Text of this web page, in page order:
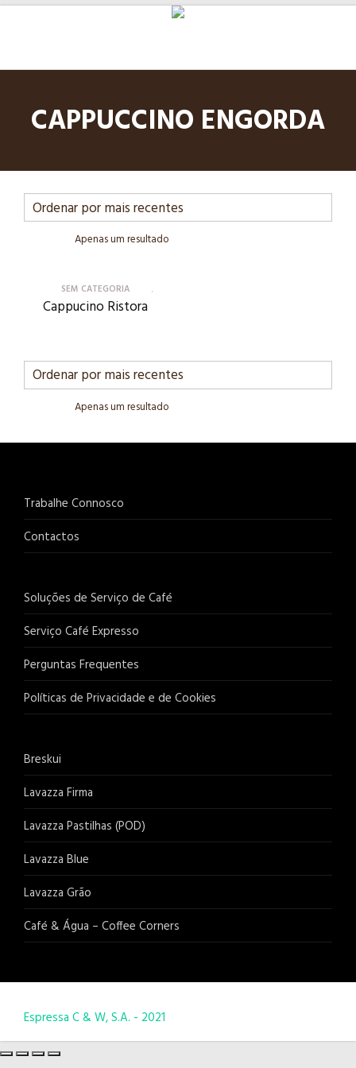
CAPPUCCINO ENGORDA
Apenas um resultado
SEM CATEGORIA
Cappucino Ristora
Apenas um resultado
Trabalhe Connosco
Contactos
Soluções de Serviço de Café
Serviço Café Expresso
Perguntas Frequentes
Políticas de Privacidade e de Cookies
Breskui
Lavazza Firma
Lavazza Pastilhas (POD)
Lavazza Blue
Lavazza Grão
Café & Água – Coffee Corners
Espressa C & W, S.A. - 2021